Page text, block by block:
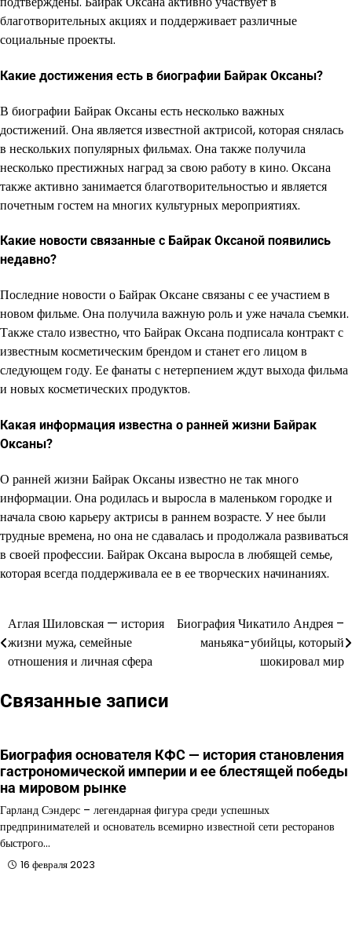
благотворительных акциях и поддерживает различные
социальные проекты.
Какие достижения есть в биографии Байрак Оксаны?
В биографии Байрак Оксаны есть несколько важных
достижений. Она является известной актрисой, которая снялась
в нескольких популярных фильмах. Она также получила
несколько престижных наград за свою работу в кино. Оксана
также активно занимается благотворительностью и является
почетным гостем на многих культурных мероприятиях.
Какие новости связанные с Байрак Оксаной появились
недавно?
Последние новости о Байрак Оксане связаны с ее участием в
новом фильме. Она получила важную роль и уже начала съемки.
Также стало известно, что Байрак Оксана подписала контракт с
известным косметическим брендом и станет его лицом в
следующем году. Ее фанаты с нетерпением ждут выхода фильма
и новых косметических продуктов.
Какая информация известна о ранней жизни Байрак
Оксаны?
О ранней жизни Байрак Оксаны известно не так много
информации. Она родилась и выросла в маленьком городке и
начала свою карьеру актрисы в раннем возрасте. У нее были
трудные времена, но она не сдавалась и продолжала развиваться
в своей профессии. Байрак Оксана выросла в любящей семье,
которая всегда поддерживала ее в ее творческих начинаниях.
Навигация
по
Аглая Шиловская — история
жизни мужа, семейные
отношения и личная сфера
Биография Чикатило Андрея –
маньяка-убийцы, который
шокировал мир
Связанные записи
Биография основателя КФС — история становления
гастрономической империи и ее блестящей победы
на мировом рынке
Гарланд Сэндерс – легендарная фигура среди успешных
предпринимателей и основатель всемирно известной сети ресторанов
быстрого…
16 февраля 2023